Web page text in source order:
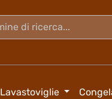
Lavastoviglie